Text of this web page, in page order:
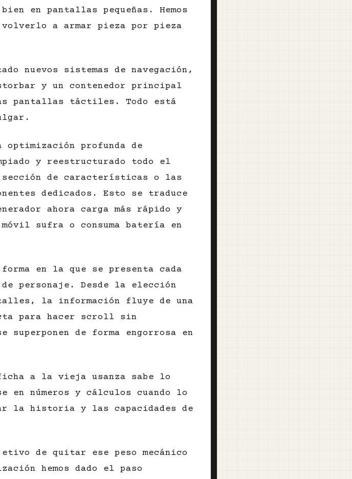
en pantallas pequeñas. Hemos
a armar pieza por pieza
nuevos sistemas de navegación,
y un contenedor principal
pantallas táctiles. Todo está
optimización profunda de
y reestructurado todo el
de características o las
dedicados. Esto se traduce
ahora carga más rápido y
sufra o consuma batería en
en la que se presenta cada
personaje. Desde la elección
la información fluye de una
para hacer scroll sin
de forma engorrosa en
a la vieja usanza sabe lo
en números y cálculos cuando lo
la historia y las capacidades de
de quitar ese peso mecánico
hemos dado el paso